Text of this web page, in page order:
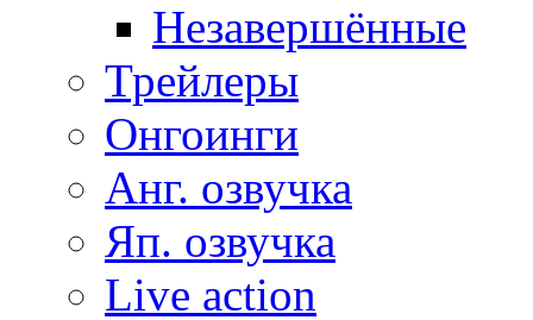
Незавершённые
Трейлеры
Онгоинги
Анг. озвучка
Яп. озвучка
Live action